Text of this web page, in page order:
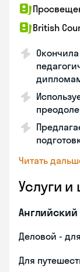
British
Читать
Услуги и
Деловой -
Для